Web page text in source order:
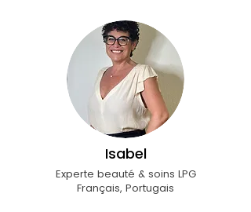
Isabel
​Experte beauté & soins LPG
Français, Portugais